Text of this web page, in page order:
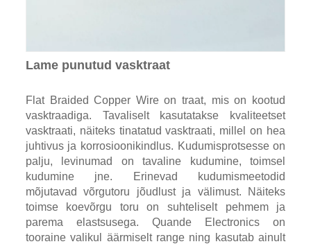
Lame punutud vasktraat
Flat Braided Copper Wire on traat, mis on kootud
vasktraadiga. Tavaliselt kasutatakse kvaliteetset
vasktraati, näiteks tinatatud vasktraati, millel on hea
juhtivus ja korrosioonikindlus. Kudumisprotsesse on
palju, levinumad on tavaline kudumine, toimsel
kudumine jne. Erinevad kudumismeetodid
mõjutavad võrgutoru jõudlust ja välimust. Näiteks
toimse koevõrgu toru on suhteliselt pehmem ja
parema elastsusega. Quande Electronics on
tooraine valikul äärmiselt range ning kasutab ainult